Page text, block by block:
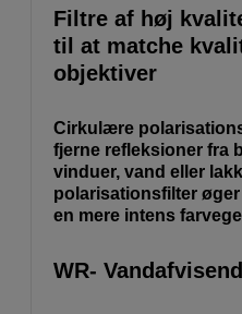
Filtre af høj
til at matche
objektiver
Cirkulære
fjerne refleksioner fra
vinduer, vand eller
polarisationsfilter
en mere intens
WR-